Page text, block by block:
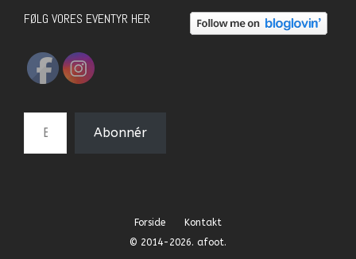
FØLG VORES EVENTYR HER
E-mail-adresse
Abonnér
Forside
Kontakt
© 2014-2026. afoot.